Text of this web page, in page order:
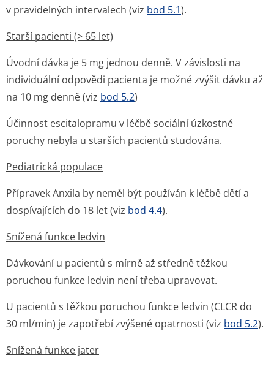
v pravidelných intervalech (viz bod 5.1).
Starší pacienti (> 65 let)
Úvodní dávka je 5 mg jednou denně. V závislosti na
individuální odpovědi pacienta je možné zvýšit dávku až
na 10 mg denně (viz bod 5.2)
Účinnost escitalopramu v léčbě sociální úzkostné
poruchy nebyla u starších pacientů studována.
Pediatrická populace
Přípravek Anxila by neměl být používán k léčbě dětí a
dospívajících do 18 let (viz bod 4.4).
Snížená funkce ledvin
Dávkování u pacientů s mírně až středně těžkou
poruchou funkce ledvin není třeba upravovat.
U pacientů s těžkou poruchou funkce ledvin (CLCR do
30 ml/min) je zapotřebí zvýšené opatrnosti (viz bod 5.2).
Snížená funkce jater